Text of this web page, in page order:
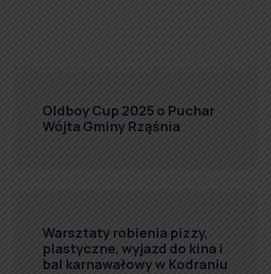
Oldboy Cup 2025 o Puchar
Wójta Gminy Rząśnia
Warsztaty robienia pizzy,
plastyczne, wyjazd do kina i
bal karnawałowy w Kodraniu